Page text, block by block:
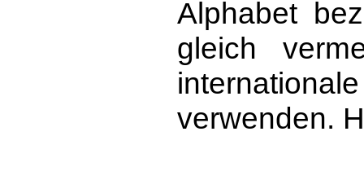
Alphabet
gleich
verwenden.